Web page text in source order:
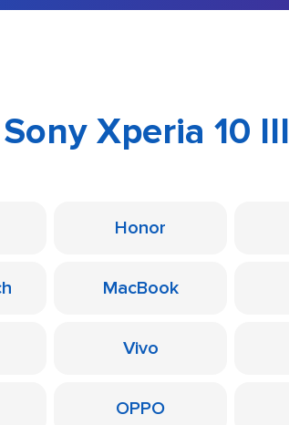
Sony Xperia 10 III
Honor
MacBook
Vivo
OPPO